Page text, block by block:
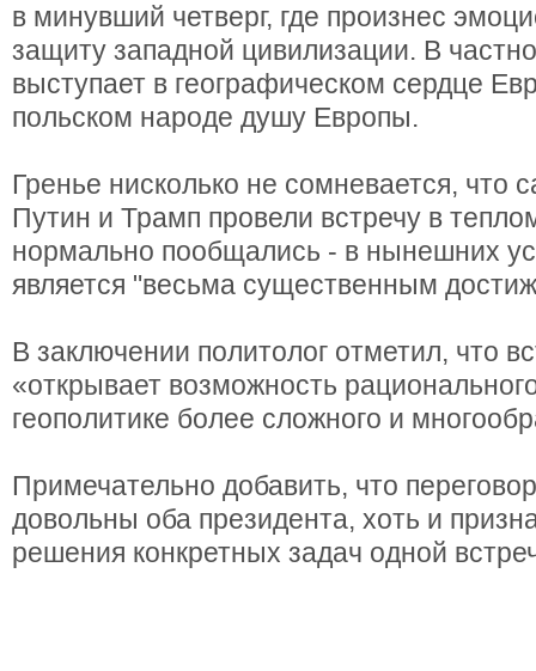
в минувший четверг, где произнес
защиту западной цивилизации. В
выступает в географическом сердце
польском народе душу Европы.
Гренье нисколько не сомневается, что
Путин и Трамп провели встречу в
нормально пообщались - в нынешних
является "весьма существенным
В заключении политолог отметил, что
«открывает возможность
геополитике более сложного и
Примечательно добавить, что
довольны оба президента, хоть и
решения конкретных задач одной